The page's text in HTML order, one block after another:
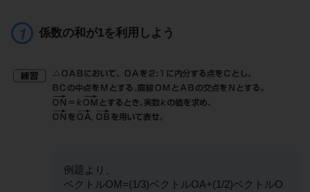
係数の和が1を利用しよう
例題より、
ベクトルOM=(1/3)ベクトルOA+(1/2)ベクトルO